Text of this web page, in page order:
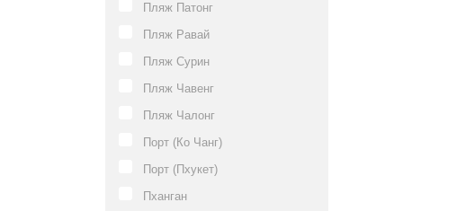
Пляж Патонг
Пляж Равай
Пляж Сурин
Пляж Чавенг
Пляж Чалонг
Порт (Ко Чанг)
Порт (Пхукет)
Пханган